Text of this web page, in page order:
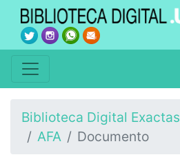
Biblioteca Digital Exactas
AFA
Documento